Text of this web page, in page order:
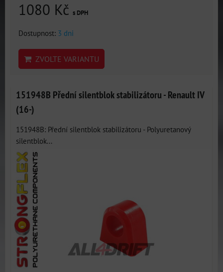
1080 Kč s DPH
Dostupnost: 3 dni
ZVOLTE VARIANTU
151948B Přední silentblok stabilizátoru - Renault IV
(16-)
151948B: Přední silentblok stabilizátoru - Polyuretanový
silentblok...